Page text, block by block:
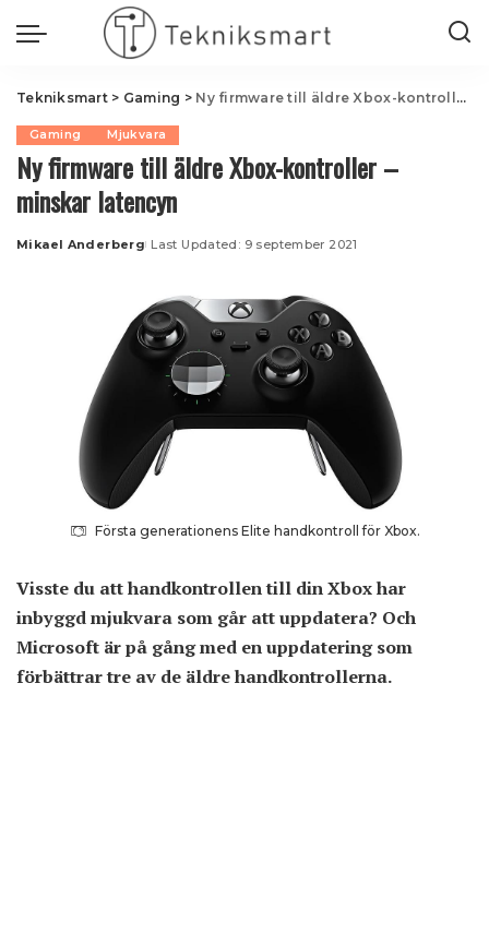
Tekniksmart> Gaming > Ny firmware till äldre Xbox-kontroller – minskar latencyn
Gaming Mjukvara
Ny firmware till äldre Xbox-kontroller –
minskar latencyn
Posted
Mikael Anderberg Last Updated: 9 september 2021
Första generationens Elite handkontroll för Xbox.
Visste du att handkontrollen till din Xbox har
inbyggd mjukvara som går att uppdatera? Och
Microsoft är på gång med en uppdatering som
förbättrar tre av de äldre handkontrollerna.